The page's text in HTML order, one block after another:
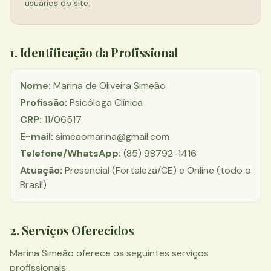
usuários do site.
1. Identificação da Profissional
Nome: Marina de Oliveira Simeão
Profissão: Psicóloga Clínica
CRP: 11/06517
E-mail: simeaomarina@gmail.com
Telefone/WhatsApp: (85) 98792-1416
Atuação: Presencial (Fortaleza/CE) e Online (todo o
Brasil)
2. Serviços Oferecidos
Marina Simeão oferece os seguintes serviços
profissionais: